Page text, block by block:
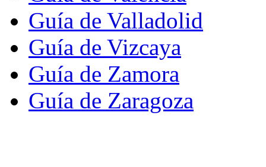
Guía de Valladolid
Guía de Vizcaya
Guía de Zamora
Guía de Zaragoza